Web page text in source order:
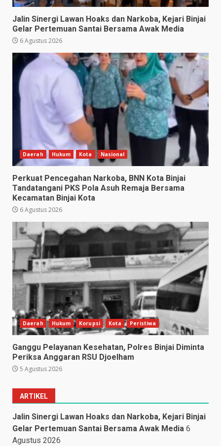
Jalin Sinergi Lawan Hoaks dan Narkoba, Kejari Binjai
Gelar Pertemuan Santai Bersama Awak Media
6 Agustus 2026
Daerah Hukum Kota Nasional
Perkuat Pencegahan Narkoba, BNN Kota Binjai
Tandatangani PKS Pola Asuh Remaja Bersama
Kecamatan Binjai Kota
6 Agustus 2026
Daerah Hukum Korupsi Kota Peristiwa
Ganggu Pelayanan Kesehatan, Polres Binjai Diminta
Periksa Anggaran RSU Djoelham
5 Agustus 2026
ARTIKEL
Jalin Sinergi Lawan Hoaks dan Narkoba, Kejari Binjai
Gelar Pertemuan Santai Bersama Awak Media 6
Agustus 2026